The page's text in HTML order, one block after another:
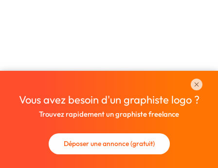
Vous avez besoin d'un graphiste logo ?
Trouvez rapidement un graphiste freelance
Déposer une annonce (gratuit)